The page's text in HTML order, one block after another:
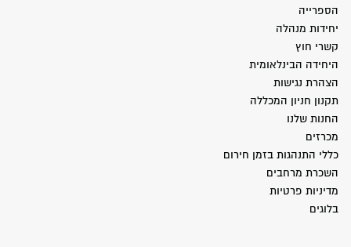
הספרייה
יחידות מנהלה
קשרי חוץ
היחידה הבינלאומית
הצהרת נגישות
תקנון חניון המכללה
החנות שלנו
מכרזים
כללי התנהגות בזמן חירום
השכרת מרחבים
מדיניות פרטיות
בלוגים